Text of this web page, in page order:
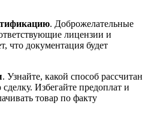
. Доброжелательные
лицензии и
что документация будет
. Узнайте, какой способ рассчитан
Избегайте предоплат и
товар по факту